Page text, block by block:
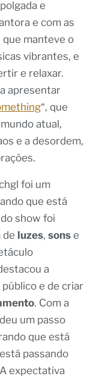
e
e com as
que manteve o
vibrantes, e
e relaxar.
apresentar
“, que
atual,
e a desordem,
foi um
que está
show foi
de luzes, sons e
a
e de criar
. Com a
um passo
que está
passando
expectativa